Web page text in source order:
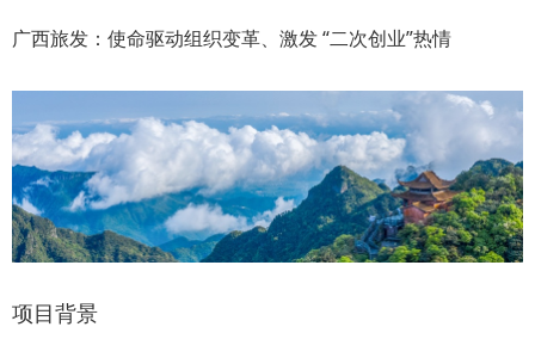
广西旅发：使命驱动组织变革、激发 “二次创业”热情
项目背景